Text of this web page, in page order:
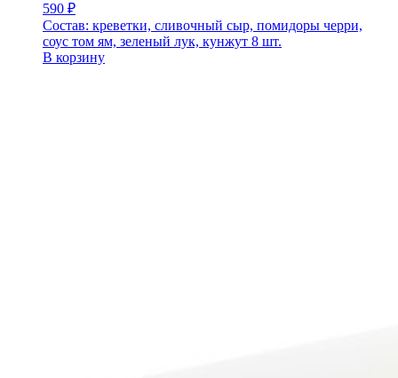
590 ₽
Состав: креветки, сливочный сыр, помидоры черри,
соус том ям, зеленый лук, кунжут 8 шт.
В корзину